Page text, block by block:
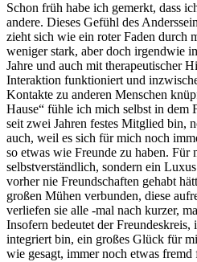
Schon früh habe ich gemerkt, dass
andere. Dieses Gefühl des
zieht sich wie ein roter Faden durch
weniger stark, aber doch irgendwie
Jahre und auch mit therapeutischer
Interaktion funktioniert und
Kontakte zu anderen Menschen
Hause“ fühle ich mich selbst in dem
seit zwei Jahren festes Mitglied bin,
auch, weil es sich für mich noch
so etwas wie Freunde zu haben. Für
selbstverständlich, sondern ein
vorher nie Freundschaften gehabt
großen Mühen verbunden, diese
verliefen sie alle -mal nach kurzer,
Insofern bedeutet der
integriert bin, ein großes Glück für
wie gesagt, immer noch etwas fremd